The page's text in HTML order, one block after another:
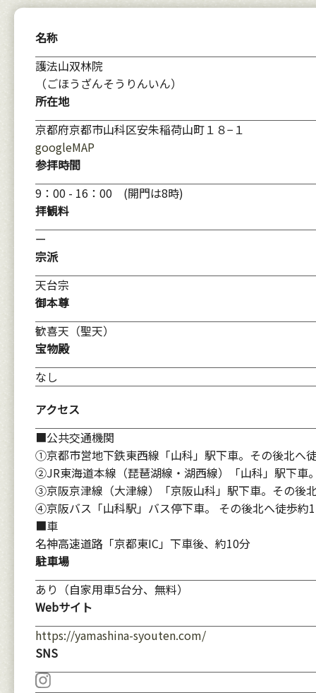
名称
護法山双林院
（ごほうざんそうりんいん）
所在地
京都府京都市山科区安朱稲荷山町１８−１
googleMAP
参拝時間
9：00 - 16：00 (開門は8時)
拝観料
ー
宗派
天台宗
御本尊
歓喜天（聖天）
宝物殿
なし
アクセス
■公共交通機関
①京都市営地下鉄東西線「山科」駅下車。その後北へ
②JR東海道本線（琵琶湖線・湖西線）「山科」駅下車
③京阪京津線（大津線）「京阪山科」駅下車。その後
④京阪バス「山科駅」バス停下車。 その後北へ徒歩約
■車
名神高速道路「京都東IC」下車後、約10分
駐車場
あり（自家用車5台分、無料）
Webサイト
https://yamashina-syouten.com/
SNS